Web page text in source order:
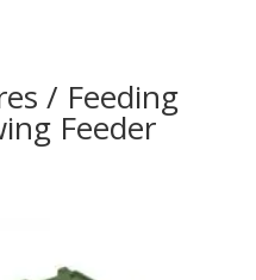
/ Feeding
Feeder